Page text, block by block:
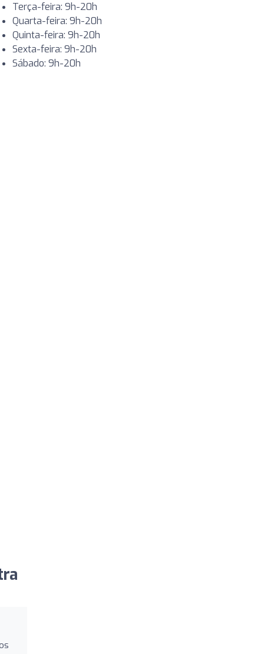
Terça-feira: 9h-20h
Quarta-feira: 9h-20h
Quinta-feira: 9h-20h
Sexta-feira: 9h-20h
Sábado: 9h-20h